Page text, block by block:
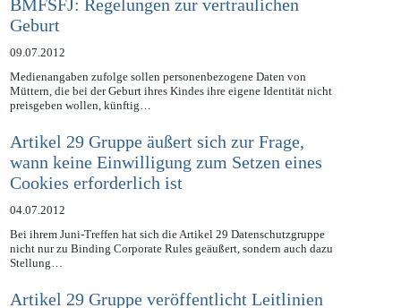
BMFSFJ: Regelungen zur vertraulichen
Geburt
09.07.2012
Medienangaben zufolge sollen personenbezogene Daten von
Müttern, die bei der Geburt ihres Kindes ihre eigene Identität nicht
Artikel 29 Gruppe äußert sich zur Frage,
wann keine Einwilligung zum Setzen eines
Cookies erforderlich ist
04.07.2012
Bei ihrem Juni-Treffen hat sich die Artikel 29 Datenschutzgruppe
nicht nur zu Binding Corporate Rules geäußert, sondern auch dazu